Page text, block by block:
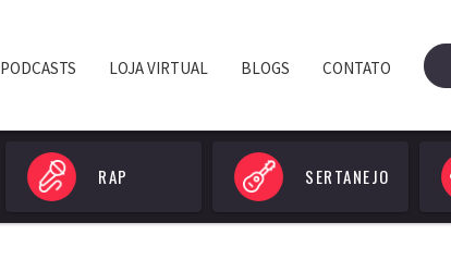
PODCASTS LOJA VIRTUAL BLOGS CONTATO
RAP SERTANEJO